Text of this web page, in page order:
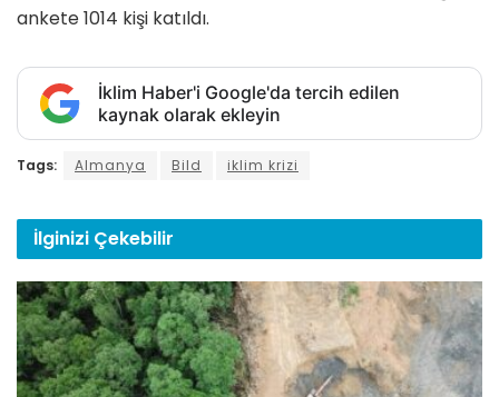
ankete 1014 kişi katıldı.
İklim Haber'i Google'da tercih edilen
kaynak olarak ekleyin
Tags: Almanya Bild iklim krizi
İlginizi Çekebilir